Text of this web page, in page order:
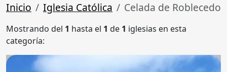
Inicio Iglesia Católica Celada de Roblecedo
Mostrando del 1 hasta el 1 de 1 iglesias en esta
categoría: